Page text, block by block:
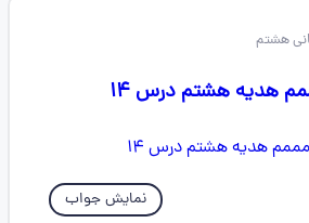
هدیه هشتم درس ۱۴
نمایش جواب